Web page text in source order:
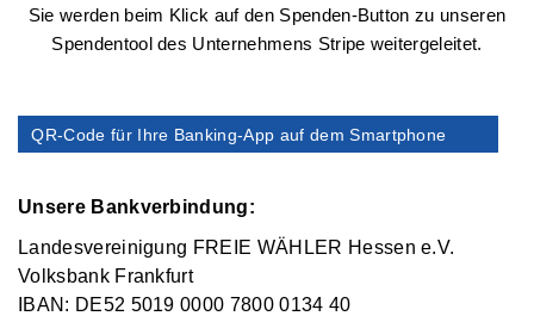
Sie werden beim Klick auf den Spenden-Button zu unseren
Spendentool des Unternehmens Stripe weitergeleitet.
QR-Code für Ihre Banking-App auf dem Smartphone
Unsere Bankverbindung:
Landesvereinigung FREIE WÄHLER Hessen e.V.
Volksbank Frankfurt
IBAN: DE52 5019 0000 7800 0134 40